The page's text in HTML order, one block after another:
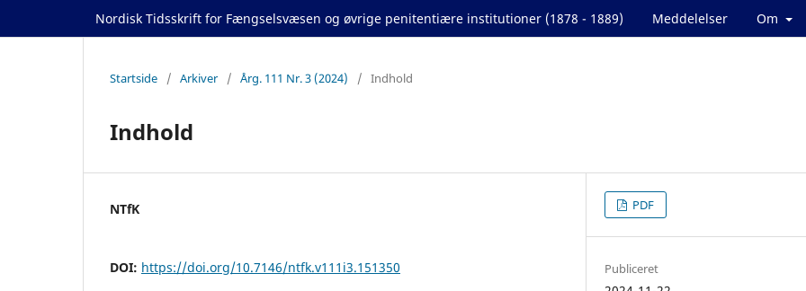
Nordisk Tidsskrift for Fængselsvæsen og øvrige penitentiære institutioner (1878 - 1889) Meddelelser Om
Startside / Arkiver / Årg. 111 Nr. 3 (2024) / Indhold
Indhold
NTfK
DOI: https://doi.org/10.7146/ntfk.v111i3.151350
PDF
Publiceret